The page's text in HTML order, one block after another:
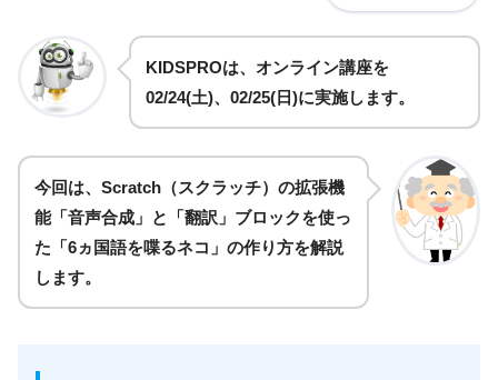
KIDSPROは、オンライン講座を
02/24(土)、02/25(日)に実施します。
今回は、Scratch（スクラッチ）の拡張機
能「音声合成」と「翻訳」ブロックを使っ
た「6ヵ国語を喋るネコ」の作り方を解説
します。